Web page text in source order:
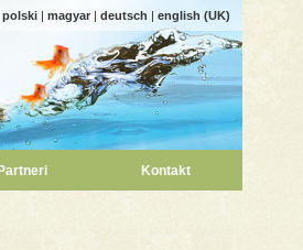
polski | magyar | deutsch | english (UK)
Partneri Kontakt